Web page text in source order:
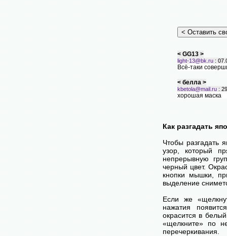
< GG13 >
light-13@bk.ru :
Всё-таки
< белла >
kbetola@mail.ru :
хорошая маска
< полина >
очень
крассвордов но
кроме тогочто
< Ветал >
Как разгадать
Чтобы разгадать
узор, который
непрерывную
черный цвет.
кнопки мышки,
выделение
Если же
нажатия
окрасится в
«щелкните» по
перечеркивания.